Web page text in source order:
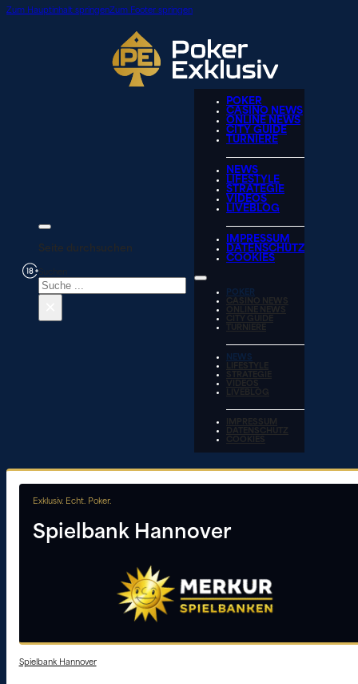
Zum Hauptinhalt springenZum Footer springen
Seite durchsuchen
POKER
CASINO NEWS
ONLINE NEWS
CITY GUIDE
TURNIERE
NEWS
LIFESTYLE
STRATEGIE
VIDEOS
LIVEBLOG
IMPRESSUM
DATENSCHUTZ
COOKIES
POKER
CASINO NEWS
ONLINE NEWS
CITY GUIDE
TURNIERE
NEWS
LIFESTYLE
STRATEGIE
VIDEOS
LIVEBLOG
IMPRESSUM
DATENSCHUTZ
COOKIES
Exklusiv. Echt. Poker.
Spielbank Hannover
Spielbank Hannover